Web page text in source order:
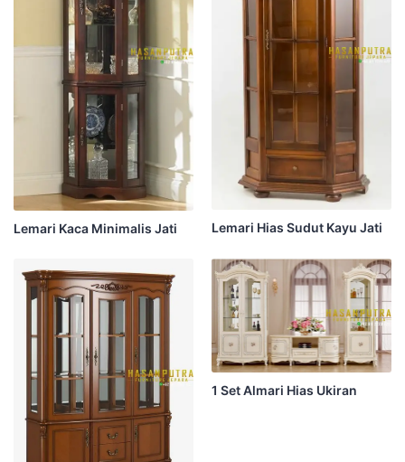
Lemari Kaca Minimalis Jati Lemari Hias Sudut Kayu Jati
1 Set Almari Hias Ukiran